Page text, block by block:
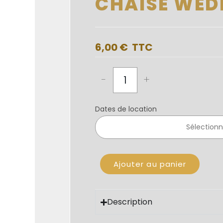
6,00€
- +
Dates de location
Ajouter au panier
Description